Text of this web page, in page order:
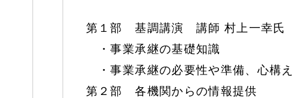
第１部 基調講演 講師 村上一幸氏
・事業承継の基礎知識
・事業承継の必要性や準備、心構え
第２部 各機関からの情報提供